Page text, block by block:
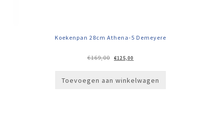
Koekenpan 28cm Athena-5 Demeyere
€169,00
Oorspronkelijke
prijs
€125,00
prijs
Toevoegen aan winkelwagen